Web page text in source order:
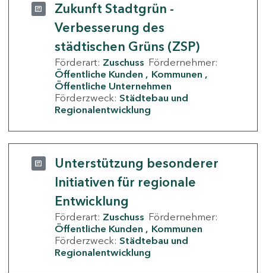
Zukunft Stadtgrün -
Verbesserung des
städtischen Grüns (ZSP)
Förderart: Zuschuss Fördernehmer:
Öffentliche Kunden
Kommunen
Öffentliche Unternehmen
Förderzweck: Städtebau und
Regionalentwicklung
Unterstützung besonderer
Initiativen für regionale
Entwicklung
Förderart: Zuschuss Fördernehmer:
Öffentliche Kunden
Kommunen
Förderzweck: Städtebau und
Regionalentwicklung